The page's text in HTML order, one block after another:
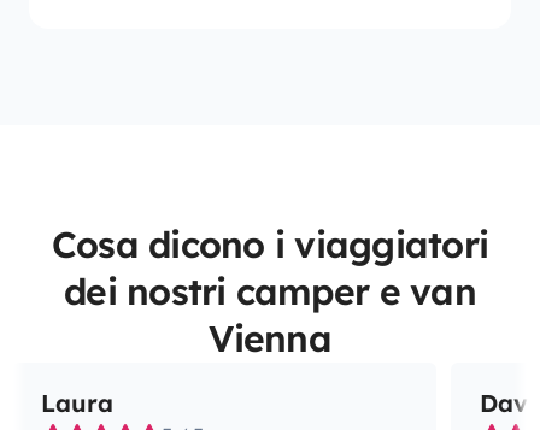
Cosa dicono i viaggiatori
dei nostri camper e van
Vienna
Laura